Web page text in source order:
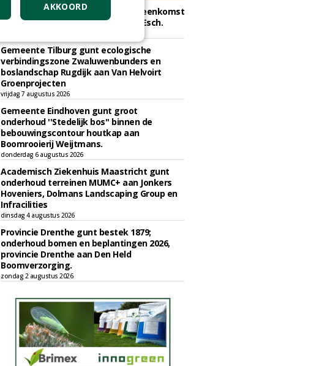
Gemeente Tilburg gunt raamovereenkomst
kap en herplant bomen aan J. van Esch.
Gemeente Tilburg gunt ecologische
verbindingszone Zwaluwenbunders en
boslandschap Rugdijk aan Van Helvoirt
Groenprojecten
vrijdag 7 augustus 2026
Gemeente Eindhoven gunt groot
onderhoud ''Stedelijk bos'' binnen de
bebouwingscontour houtkap aan
Boomrooierij Weijtmans.
donderdag 6 augustus 2026
Academisch Ziekenhuis Maastricht gunt
onderhoud terreinen MUMC+ aan Jonkers
Hoveniers, Dolmans Landscaping Group en
Infracilities
dinsdag 4 augustus 2026
Provincie Drenthe gunt bestek 1879;
onderhoud bomen en beplantingen 2026,
provincie Drenthe aan Den Held
Boomverzorging.
zondag 2 augustus 2026
AKKOORD